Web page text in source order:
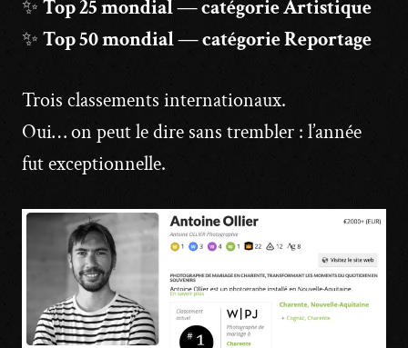
✨ Top 25 mondial — catégorie Artistique
✨ Top 50 mondial — catégorie Reportage
Trois classements internationaux.
Oui… on peut le dire sans trembler : l’année
fut exceptionnelle.